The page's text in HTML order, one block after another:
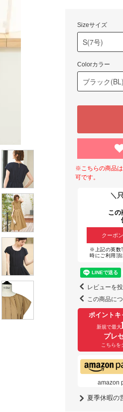
Sizeサイズ
Colorカラー
※こちらの商品
可です。
＼
この
クーポ
※上記の英数
時にご利用頂
レビューを
この商品に
ポイント
新規で最大
プレ
こちらを
amazon
夏季休暇の